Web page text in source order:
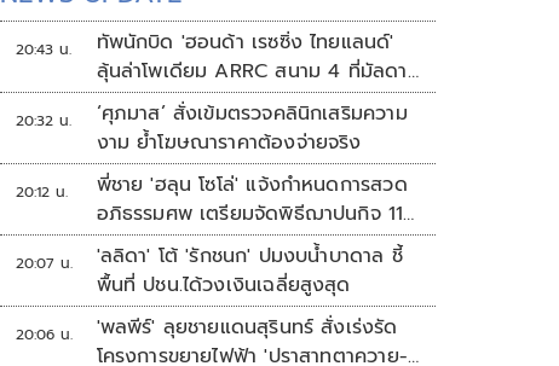
20:43 น.
ทัพนักบิด 'ฮอนด้า เรซซิ่ง ไทยแลนด์'
ลุ้นล่าโพเดียม ARRC สนาม 4 ที่มัลดาลิ
กา
20:32 น.
‘ศุภมาส’ สั่งเข้มตรวจคลินิกเสริมความ
งาม ย้ำโฆษณาราคาต้องจ่ายจริง
20:12 น.
พี่ชาย 'ฮลุน โซโล่' แจ้งกำหนดการสวด
อภิธรรมศพ เตรียมจัดพิธีฌาปนกิจ 11
ส.ค.
20:07 น.
'ลลิดา' โต้ 'รักชนก' ปมงบน้ำบาดาล ชี้
พื้นที่ ปชน.ได้วงเงินเฉลี่ยสูงสุด
20:06 น.
'พลพีร์' ลุยชายแดนสุรินทร์ สั่งเร่งรัด
โครงการขยายไฟฟ้า 'ปราสาทตาควาย-